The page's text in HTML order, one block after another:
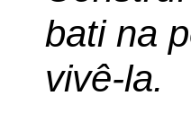
bati na
vivê-la.